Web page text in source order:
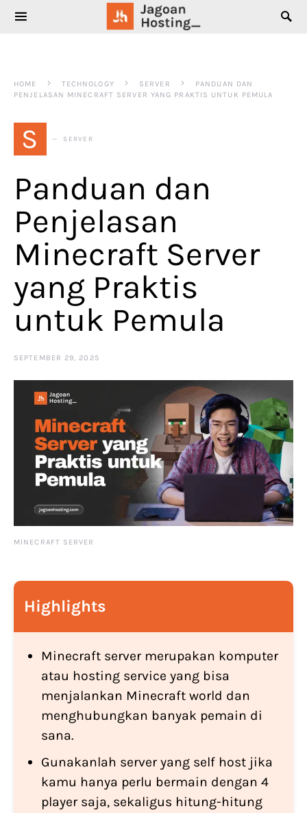
SEARCH FOR:
HOME TECHNOLOGY SERVER
PANDUAN DAN
PENJELASAN MINECRAFT SERVER YANG PRAKTIS UNTUK PEMULA
S SERVER
Panduan dan
Penjelasan
Minecraft Server
yang Praktis
untuk Pemula
SEPTEMBER 29, 2025
MINECRAFT SERVER
Highlights
Minecraft server merupakan komputer
atau hosting service yang bisa
menjalankan Minecraft world dan
menghubungkan banyak pemain di
sana.
Gunakanlah server yang self host jika
kamu hanya perlu bermain dengan 4
player saja, sekaligus hitung-hitung